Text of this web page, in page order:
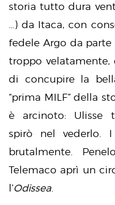
storia tutto dura
…) da Itaca, con
fedele Argo da
troppo velatamente,
di concupire la
“prima MILF” della
è arcinoto: Ulisse
spirò nel vederlo. I
brutalmente.
Telemaco aprì un
l’Odissea.